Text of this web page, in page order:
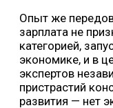
Опыт же
зарплата не
категорией,
экономике, и в
экспертов
пристрастий
развития — нет